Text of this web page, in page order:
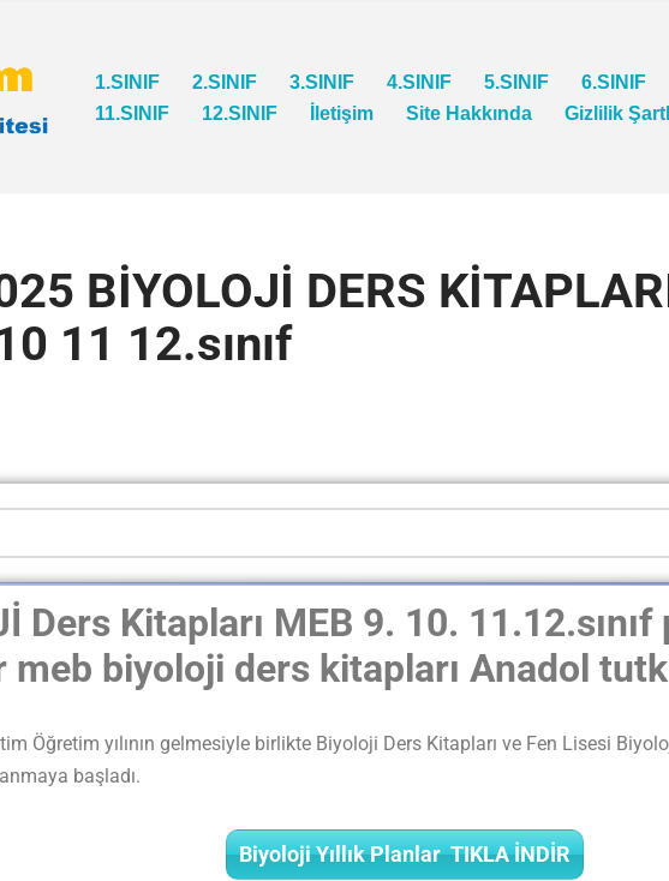
1.SINIF 2.SINIF 3.SINIF 4.SINIF 5.SINIF
6.SINIF
11.SINIF
12.SINIF İletişim Site Hakkında Gizlilik
BİYOLOJİ DERS
11 12.sınıf
Ders Kitapları MEB 9. 10.
meb biyoloji ders kitapları Anadol
Öğretim yılının gelmesiyle birlikte Biyoloji Ders Kitapları ve Fen Lisesi
başladı.
Biyoloji Yıllık Planlar TIKLA İNDİR